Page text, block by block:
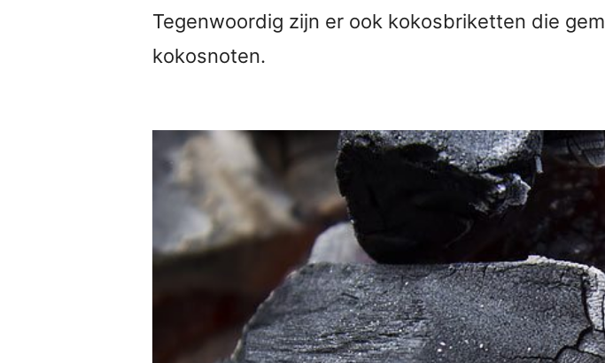
Tegenwoordig zijn er ook kokosbriketten die
kokosnoten.